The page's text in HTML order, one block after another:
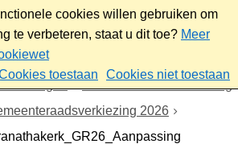
cookies willen gebruiken om
te verbeteren, staat u dit toe? Meer
toestaan
Cookies niet toestaan
Gemeenteraadsverkiezing
2026